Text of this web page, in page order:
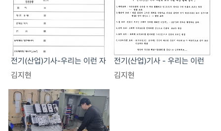
전기(산업)기사-우리는 이런 자
료로 수업합니다!!
김지현
전기(산업)기사 - 우리는 이런
자료로 수업합니다!!
김지현